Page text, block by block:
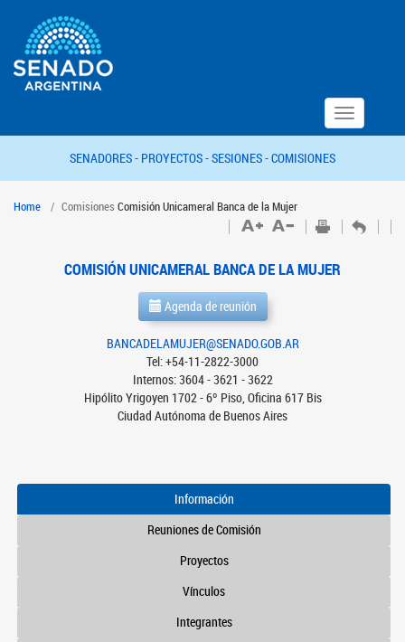
Toggle
navigation
SENADORES - PROYECTOS -SESIONES -COMISIONES
Home Comisiones Comisión Unicameral Banca de la Mujer
COMISIÓN UNICAMERAL BANCA DE LA MUJER
Agenda de reunión
BANCADELAMUJER@SENADO.GOB.AR
Tel: +54-11-2822-3000
Internos: 3604 - 3621 - 3622
Hipólito Yrigoyen 1702 - 6º Piso, Oficina 617 Bis
Ciudad Autónoma de Buenos Aires
Información
Reuniones de Comisión
Proyectos
Vínculos
Integrantes